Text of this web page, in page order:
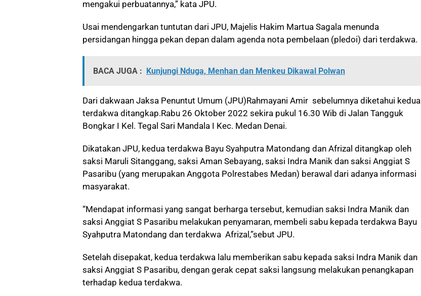
mengakui perbuatannya,” kata JPU.
Usai mendengarkan tuntutan dari JPU, Majelis Hakim Martua Sagala menunda
persidangan hingga pekan depan dalam agenda nota pembelaan (pledoi) dari terdakwa.
BACA JUGA : Kunjungi Nduga, Menhan dan Menkeu Dikawal Polwan
Dari dakwaan Jaksa Penuntut Umum (JPU)Rahmayani Amir sebelumnya diketahui kedua
terdakwa ditangkap.Rabu 26 Oktober 2022 sekira pukul 16.30 Wib di Jalan Tangguk
Bongkar I Kel. Tegal Sari Mandala I Kec. Medan Denai.
Dikatakan JPU, kedua terdakwa Bayu Syahputra Matondang dan Afrizal ditangkap oleh
saksi Maruli Sitanggang, saksi Aman Sebayang, saksi Indra Manik dan saksi Anggiat S
Pasaribu (yang merupakan Anggota Polrestabes Medan) berawal dari adanya informasi
masyarakat.
“Mendapat informasi yang sangat berharga tersebut, kemudian saksi Indra Manik dan
saksi Anggiat S Pasaribu melakukan penyamaran, membeli sabu kepada terdakwa Bayu
Syahputra Matondang dan terdakwa Afrizal,”sebut JPU.
Setelah disepakat, kedua terdakwa lalu memberikan sabu kepada saksi Indra Manik dan
saksi Anggiat S Pasaribu, dengan gerak cepat saksi langsung melakukan penangkapan
terhadap kedua terdakwa.